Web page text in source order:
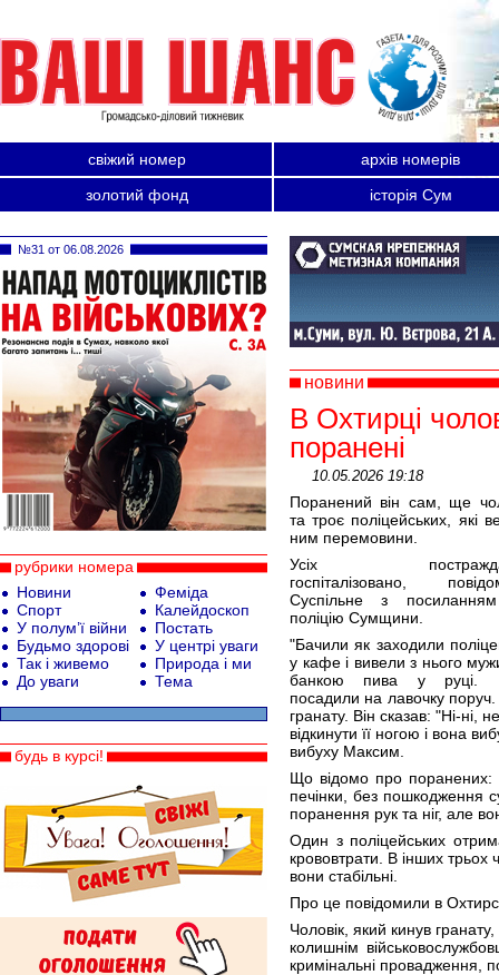
свіжий номер
архів номерів
золотий фонд
історія Сум
новини
В Охтирці
поранені
10.05.2026 19:18
Поранений він сам, ще
та троє поліцейських, які
ним перемовини.
Усіх
госпіталізовано,
Суспільне з
поліцію Сумщини.
"Бачили як заходили
у кафе і вивели з нього
банкою пива у руці.
посадили на лавочку
гранату. Він сказав: "Ні-ні,
відкинути її ногою і вона
вибуху Максим.
Що відомо про поранених:
печінки, без пошкодження
поранення рук та ніг, але
Один з поліцейських
крововтрати. В інших трьох
вони стабільні.
Про це повідомили в
Чоловік, який кинув
колишнім
кримінальні провадження,
№31 от 06.08.2026
рубрики номера
Новини
Спорт
У полум’ї війни
Будьмо здорові
Так і живемо
До уваги
Феміда
Калейдоскоп
Постать
У центрі уваги
Природа і ми
Тема
будь в курсі!